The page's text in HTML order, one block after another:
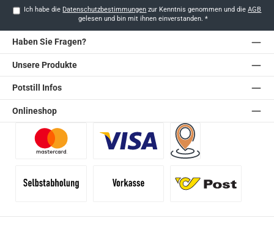
Ich habe die Datenschutzbestimmungen zur Kenntnis genommen und dieAGB
gelesen und bin mit ihnen einverstanden. *
Haben Sie Fragen?
Unsere Produkte
Potstill Infos
Onlineshop